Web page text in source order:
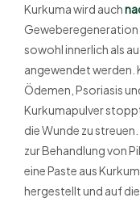
Kurkuma wird auch
Geweberegeneration
sowohl innerlich als
angewendet werden.
Ödemen, Psoriasis
Kurkumapulver
die Wunde zu
zur Behandlung von
eine Paste aus
hergestellt und auf